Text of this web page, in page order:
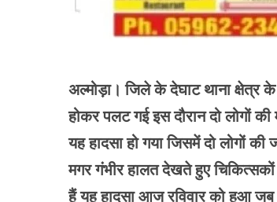
अल्मोड़ा। जिले के देघाट थाना क्षेत्र के
होकर पलट गई इस दौरान दो लोगों
यह हादसा हो गया जिसमें दो लोगों
मगर गंभीर हालत देखते हुए
हैं यह हादसा आज रविवार को हुआ जब